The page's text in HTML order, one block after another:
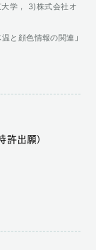
学， 3)株式会社オ
と顔色情報の関連」
出願）